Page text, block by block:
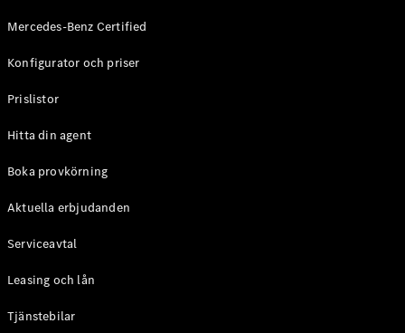
A-Klass
Konfigurator
Mercedes-
Benz Online
Coupé
Mercedes-Benz Certified
Konfigurator och priser
Prislistor
Hitta din agent
Boka provkörning
Aktuella erbjudanden
Serviceavtal
Leasing och lån
Tjänstebilar